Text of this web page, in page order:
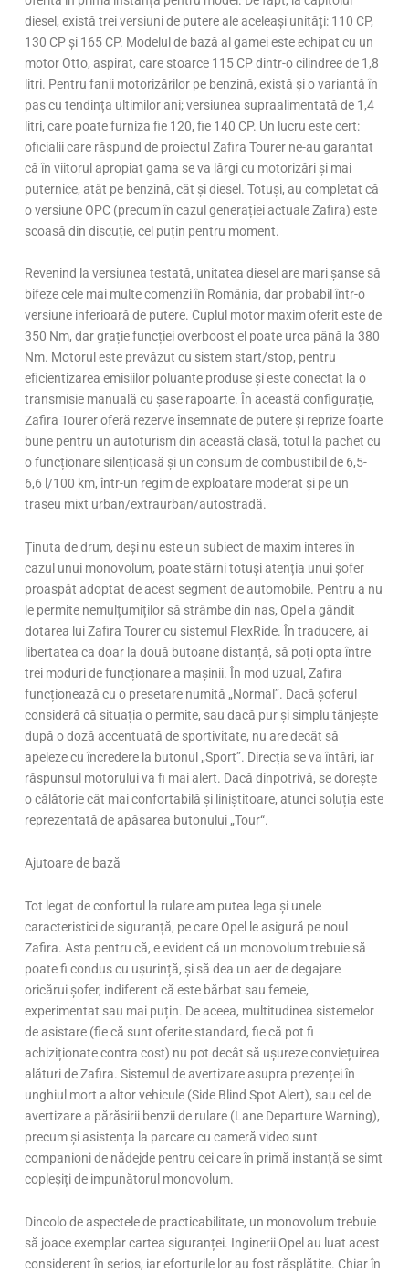
diesel, există trei versiuni de putere ale aceleași unități: 110 CP,
130 CP și 165 CP. Modelul de bază al gamei este echipat cu un
motor Otto, aspirat, care stoarce 115 CP dintr-o cilindree de 1,8
litri. Pentru fanii motorizărilor pe benzină, există și o variantă în
pas cu tendința ultimilor ani; versiunea supraalimentată de 1,4
litri, care poate furniza fie 120, fie 140 CP. Un lucru este cert:
oficialii care răspund de proiectul Zafira Tourer ne-au garantat
că în viitorul apropiat gama se va lărgi cu motorizări și mai
puternice, atât pe benzină, cât și diesel. Totuși, au completat că
o versiune OPC (precum în cazul generației actuale Zafira) este
scoasă din discuție, cel puțin pentru moment.
Revenind la versiunea testată, unitatea diesel are mari șanse să
bifeze cele mai multe comenzi în România, dar probabil într-o
versiune inferioară de putere. Cuplul motor maxim oferit este de
350 Nm, dar grație funcției overboost el poate urca până la 380
Nm. Motorul este prevăzut cu sistem start/stop, pentru
eficientizarea emisiilor poluante produse și este conectat la o
transmisie manuală cu șase rapoarte. În această configurație,
Zafira Tourer oferă rezerve însemnate de putere și reprize foarte
bune pentru un autoturism din această clasă, totul la pachet cu
o funcționare silențioasă și un consum de combustibil de 6,5-
6,6 l/100 km, într-un regim de exploatare moderat și pe un
traseu mixt urban/extraurban/autostradă.
Ținuta de drum, deși nu este un subiect de maxim interes în
cazul unui monovolum, poate stârni totuși atenția unui șofer
proaspăt adoptat de acest segment de automobile. Pentru a nu
le permite nemulțumiților să strâmbe din nas, Opel a gândit
dotarea lui Zafira Tourer cu sistemul FlexRide. În traducere, ai
libertatea ca doar la două butoane distanță, să poți opta între
trei moduri de funcționare a mașinii. În mod uzual, Zafira
funcționează cu o presetare numită „Normal”. Dacă șoferul
consideră că situația o permite, sau dacă pur și simplu tânjește
după o doză accentuată de sportivitate, nu are decât să
apeleze cu încredere la butonul „Sport”. Direcția se va întări, iar
răspunsul motorului va fi mai alert. Dacă dinpotrivă, se dorește
o călătorie cât mai confortabilă și liniștitoare, atunci soluția este
reprezentată de apăsarea butonului „Tour“.
Ajutoare de bază
Tot legat de confortul la rulare am putea lega și unele
caracteristici de siguranță, pe care Opel le asigură pe noul
Zafira. Asta pentru că, e evident că un monovolum trebuie să
poate fi condus cu ușurință, și să dea un aer de degajare
oricărui șofer, indiferent că este bărbat sau femeie,
experimentat sau mai puțin. De aceea, multitudinea sistemelor
de asistare (fie că sunt oferite standard, fie că pot fi
achiziționate contra cost) nu pot decât să ușureze conviețuirea
alături de Zafira. Sistemul de avertizare asupra prezenței în
unghiul mort a altor vehicule (Side Blind Spot Alert), sau cel de
avertizare a părăsirii benzii de rulare (Lane Departure Warning),
precum și asistența la parcare cu cameră video sunt
companioni de nădejde pentru cei care în primă instanță se simt
copleșiți de impunătorul monovolum.
Dincolo de aspectele de practicabilitate, un monovolum trebuie
să joace exemplar cartea siguranței. Inginerii Opel au luat acest
considerent în serios, iar eforturile lor au fost răsplătite. Chiar în